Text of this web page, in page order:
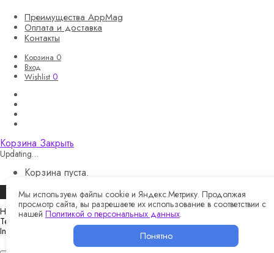
Преимущества AppMag
Оплата и доставка
Контакты
Корзина 0
Вход
Wishlist 0
Корзина Закрыть
Updating…
Корзина пуста.
Продолжить покупки
Назад
Telegram
Instagram
Мы используем файлы cookie и Яндекс.Метрику. Продолжая
просмотр сайта, вы разрешаете их использование в соответствии с
нашей Политикой о персональных данных.
Понятно